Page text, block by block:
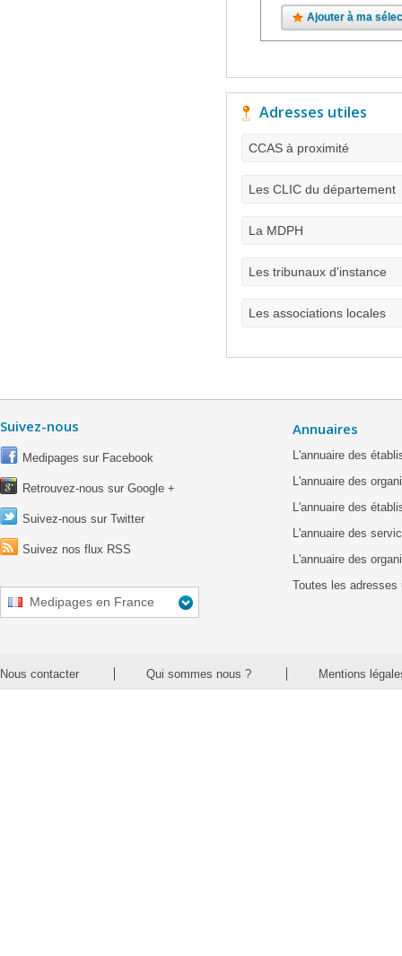
Ajouter à ma
Adresses utiles
CCAS à proximité
Les CLIC du département
La MDPH
Les tribunaux d'instance
Les associations locales
Suivez-nous
Medipages sur Facebook
Retrouvez-nous sur Google +
Suivez-nous sur Twitter
Suivez nos flux RSS
Medipages en France
Annuaires
L'annuaire des
L'annuaire des
L'annuaire des
L'annuaire des
L'annuaire des
Toutes les adresses
Nous contacter Qui sommes nous ? Mentions